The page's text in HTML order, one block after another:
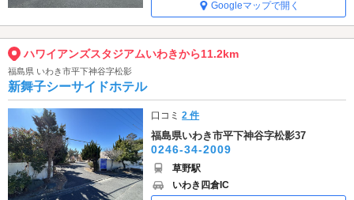
Googleマップで開く
ハワイアンズスタジアムいわきから11.2km
福島県 いわき市平下神谷字松影
新舞子シーサイドホテル
口コミ2 件
福島県いわき市平下神谷字松影37
0246-34-2009
草野駅
いわき四倉IC